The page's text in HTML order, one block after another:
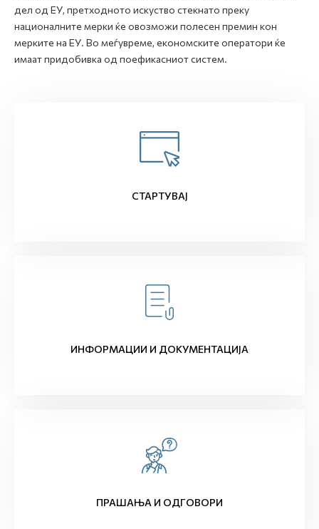
дел од ЕУ, претходното искуство стекнато преку
националните мерки ќе овозможи полесен премин кон
мерките на ЕУ. Во меѓувреме, економските оператори ќе
имаат придобивка од поефикасниот систем.
СТАРТУВАЈ
ИНФОРМАЦИИ И ДОКУМЕНТАЦИЈА
ПРАШАЊА И ОДГОВОРИ